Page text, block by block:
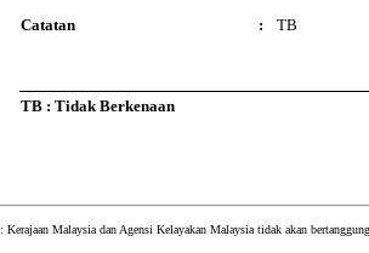
Catatan : TB
TB : Tidak Berkenaan
: Kerajaan Malaysia dan Agensi Kelayakan Malaysia tidak akan